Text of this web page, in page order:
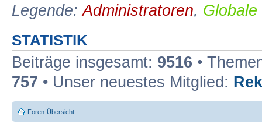
Legende:Administratoren,
STATISTIK
Beiträge insgesamt: 9516 •
757 • Unser neuestes Mitglied:
Foren-Übersicht